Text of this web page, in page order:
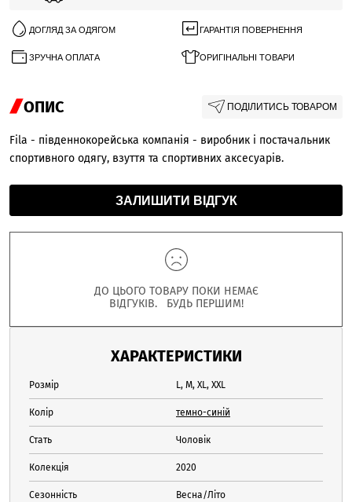
ДОГЛЯД ЗА ОДЯГОМ ГАРАНТІЯ ПОВЕРНЕННЯ
ЗРУЧНА ОПЛАТА ОРИГІНАЛЬНІ ТОВАРИ
ОПИС ПОДІЛИТИСЬ ТОВАРОМ
Fila - південнокорейська компанія - виробник і постачальник
спортивного одягу, взуття та спортивних аксесуарів.
ЗАЛИШИТИ ВІДГУК
ДО ЦЬОГО ТОВАРУ ПОКИ НЕМАЄ
ВІДГУКІВ. БУДЬ ПЕРШИМ!
ХАРАКТЕРИСТИКИ
Розмір L, M, XL, XXL
Колір темно-синій
Стать Чоловік
Колекція 2020
Сезонність Весна/Літо